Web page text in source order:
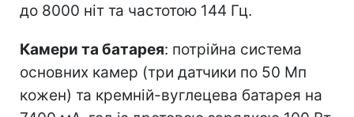
до 8000 ніт та частотою 144 Гц.
Камери та батарея: потрійна система
основних камер (три датчики по 50 Мп
кожен) та кремній-вуглецева батарея на